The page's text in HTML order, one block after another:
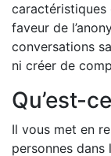
caractéristiques
faveur de
conversations
ni créer de
Qu’est-
Il vous met en
personnes dans